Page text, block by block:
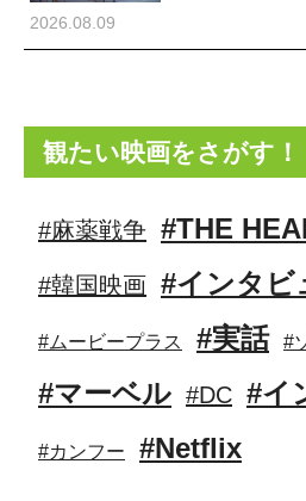
2026.08.09
観たい映画をさがす！
#麻薬戦争 #THE
#韓国映画 #インタビ
#ムービープラス #実話 #
#マーベル #DC #イ
#カンフー #Netflix